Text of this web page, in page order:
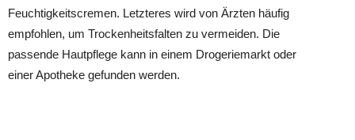
Feuchtigkeitscremen. Letzteres wird von Ärzten häufig
empfohlen, um Trockenheitsfalten zu vermeiden. Die
passende Hautpflege kann in einem Drogeriemarkt oder
einer Apotheke gefunden werden.